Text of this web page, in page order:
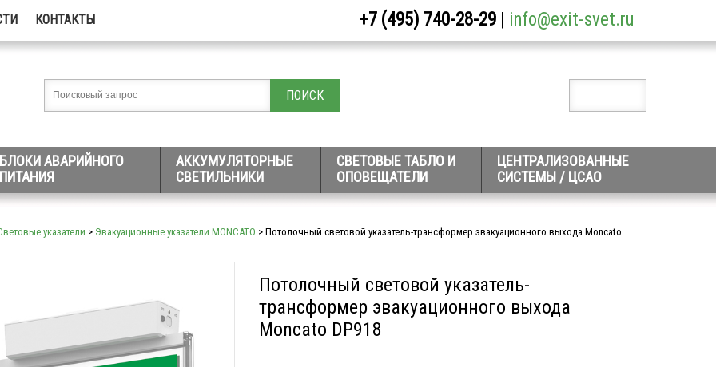
КОНТАКТЫ +7 (495) 740-28-29 info@exit-svet.ru
БЛОКИ АВАРИЙНОГО
ПИТАНИЯ
АККУМУЛЯТОРНЫЕ
СВЕТИЛЬНИКИ
СВЕТОВЫЕ ТАБЛО И
ОПОВЕЩАТЕЛИ
ЦЕНТРАЛИЗОВАННЫЕ
СИСТЕМЫ / ЦСАО
указатели > Эвакуационные указатели MONCATO > Потолочный световой указатель-трансформер эвакуационного выхода Moncato
Потолочный световой указатель-
трансформер эвакуационного выхода
Moncato DP918